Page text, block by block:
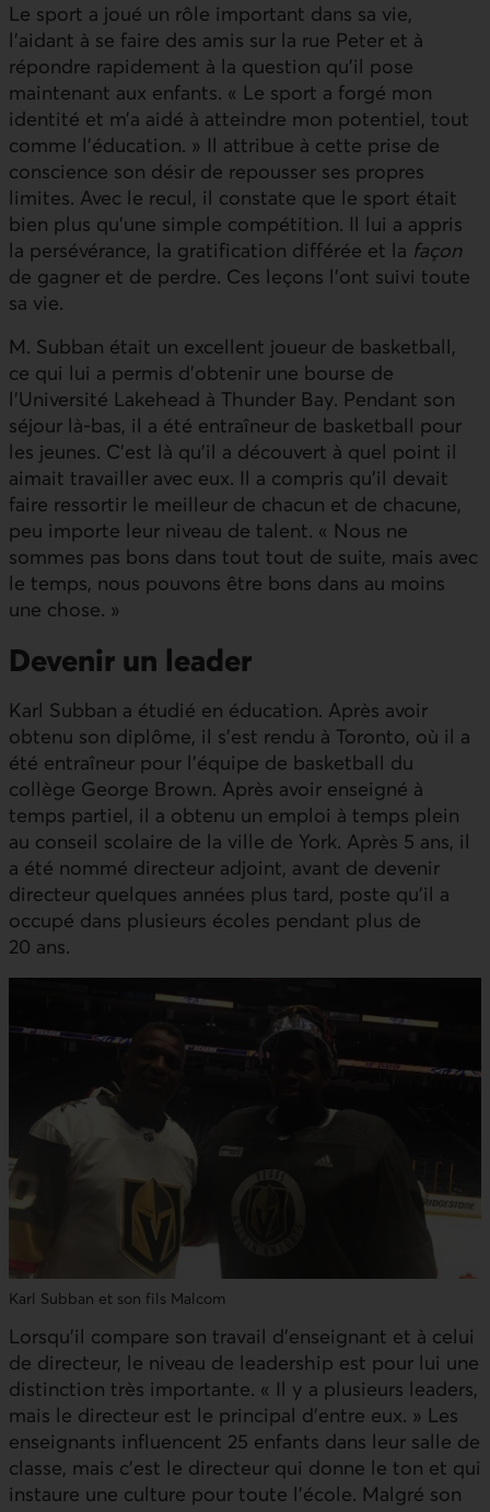
Le sport a joué un rôle important dans sa vie,
l’aidant à se faire des amis sur la rue Peter et à
répondre rapidement à la question qu’il pose
maintenant aux enfants. « Le sport a forgé mon
identité et m’a aidé à atteindre mon potentiel, tout
comme l’éducation. » Il attribue à cette prise de
conscience son désir de repousser ses propres
limites. Avec le recul, il constate que le sport était
bien plus qu’une simple compétition. Il lui a appris
la persévérance, la gratification différée et la façon
de gagner et de perdre. Ces leçons l’ont suivi toute
sa vie.
M. Subban était un excellent joueur de basketball,
ce qui lui a permis d’obtenir une bourse de
l’Université Lakehead à Thunder Bay. Pendant son
séjour là-bas, il a été entraîneur de basketball pour
les jeunes. C’est là qu’il a découvert à quel point il
aimait travailler avec eux. Il a compris qu’il devait
faire ressortir le meilleur de chacun et de chacune,
peu importe leur niveau de talent. « Nous ne
sommes pas bons dans tout tout de suite, mais avec
le temps, nous pouvons être bons dans au moins
une chose. »
Devenir un leader
Karl Subban a étudié en éducation. Après avoir
obtenu son diplôme, il s’est rendu à Toronto, où il a
été entraîneur pour l’équipe de basketball du
collège George Brown. Après avoir enseigné à
temps partiel, il a obtenu un emploi à temps plein
au conseil scolaire de la ville de York. Après 5 ans, il
a été nommé directeur adjoint, avant de devenir
directeur quelques années plus tard, poste qu’il a
occupé dans plusieurs écoles pendant plus de
20 ans.
Karl Subban et son fils Malcom
Lorsqu’il compare son travail d’enseignant et à celui
de directeur, le niveau de leadership est pour lui une
distinction très importante. « Il y a plusieurs leaders,
mais le directeur est le principal d’entre eux. » Les
enseignants influencent 25 enfants dans leur salle de
classe, mais c’est le directeur qui donne le ton et qui
instaure une culture pour toute l'école. Malgré son